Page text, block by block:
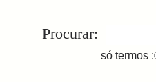
Procurar:
só termos :